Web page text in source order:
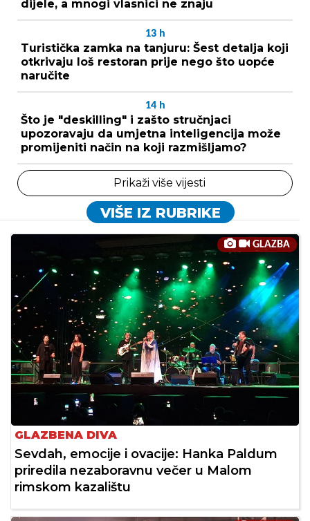
dijele, a mnogi vlasnici ne znaju
13 h
Turistička zamka na tanjuru: Šest detalja koji
otkrivaju loš restoran prije nego što uopće
naručite
14 h
Što je "deskilling" i zašto stručnjaci
upozoravaju da umjetna inteligencija može
promijeniti način na koji razmišljamo?
Prikaži više vijesti
VIŠE IZ RUBRIKE
GLAZBA
GLAZBENA DIVA
Sevdah, emocije i ovacije: Hanka Paldum
priredila nezaboravnu večer u Malom
rimskom kazalištu